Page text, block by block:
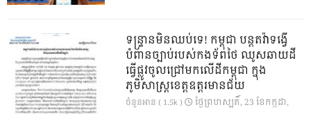
ទន្ទ្រានមិនឈប់ទេ! កម្ពុជា បន្តតវ៉ាទង្វើ
បំពានច្បាប់របស់កងទ័ពថៃ ឈូសឆាយដី
ធ្វើផ្លូវចូលជ្រៅមកលើដីកម្ពុជា ក្នុង
ភូមិសាស្ត្រខេត្តឧត្តរមានជ័យ
ចំនួនអាន ( 1.5k )
ថ្ងៃ​ព្រហស្បតិ៍, 23 ខែ​កក្កដា,